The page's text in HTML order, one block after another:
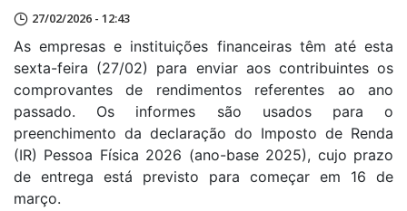
27/02/2026 - 12:43
As empresas e instituições financeiras têm até esta
sexta-feira (27/02) para enviar aos contribuintes os
comprovantes de rendimentos referentes ao ano
passado. Os informes são usados para o
preenchimento da declaração do Imposto de Renda
(IR) Pessoa Física 2026 (ano-base 2025), cujo prazo
de entrega está previsto para começar em 16 de
março.